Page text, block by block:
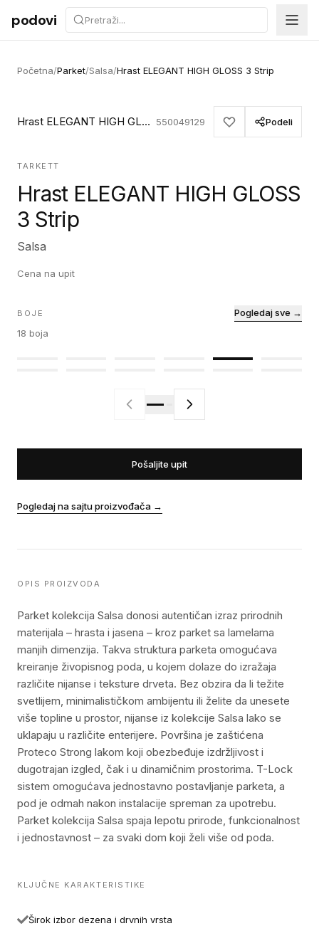
Preskoči na sadržaj
podovi
Početna/Parket/Salsa/Hrast ELEGANT HIGH GLOSS 3 Strip
Hrast ELEGANT HIGH GLOSS 3 Strip 550049129 Podeli
TARKETT
Hrast ELEGANT HIGH GLOSS
3 Strip
Salsa
Cena na upit
BOJE
18 boja
Pogledaj sve →
Pošaljite upit
Pogledaj na sajtu proizvođača →
OPIS PROIZVODA
Parket kolekcija Salsa donosi autentičan izraz prirodnih
materijala – hrasta i jasena – kroz parket sa lamelama
manjih dimenzija. Takva struktura parketa omogućava
kreiranje živopisnog poda, u kojem dolaze do izražaja
različite nijanse i teksture drveta. Bez obzira da li težite
svetlijem, minimalističkom ambijentu ili želite da unesete
više topline u prostor, nijanse iz kolekcije Salsa lako se
uklapaju u različite enterijere. Površina je zaštićena
Proteco Strong lakom koji obezbeđuje izdržljivost i
dugotrajan izgled, čak i u dinamičnim prostorima. T-Lock
sistem omogućava jednostavno postavljanje parketa, a
pod je odmah nakon instalacije spreman za upotrebu.
Parket kolekcija Salsa spaja lepotu prirode, funkcionalnost
i jednostavnost – za svaki dom koji želi više od poda.
KLJUČNE KARAKTERISTIKE
Širok izbor dezena i drvnih vrsta